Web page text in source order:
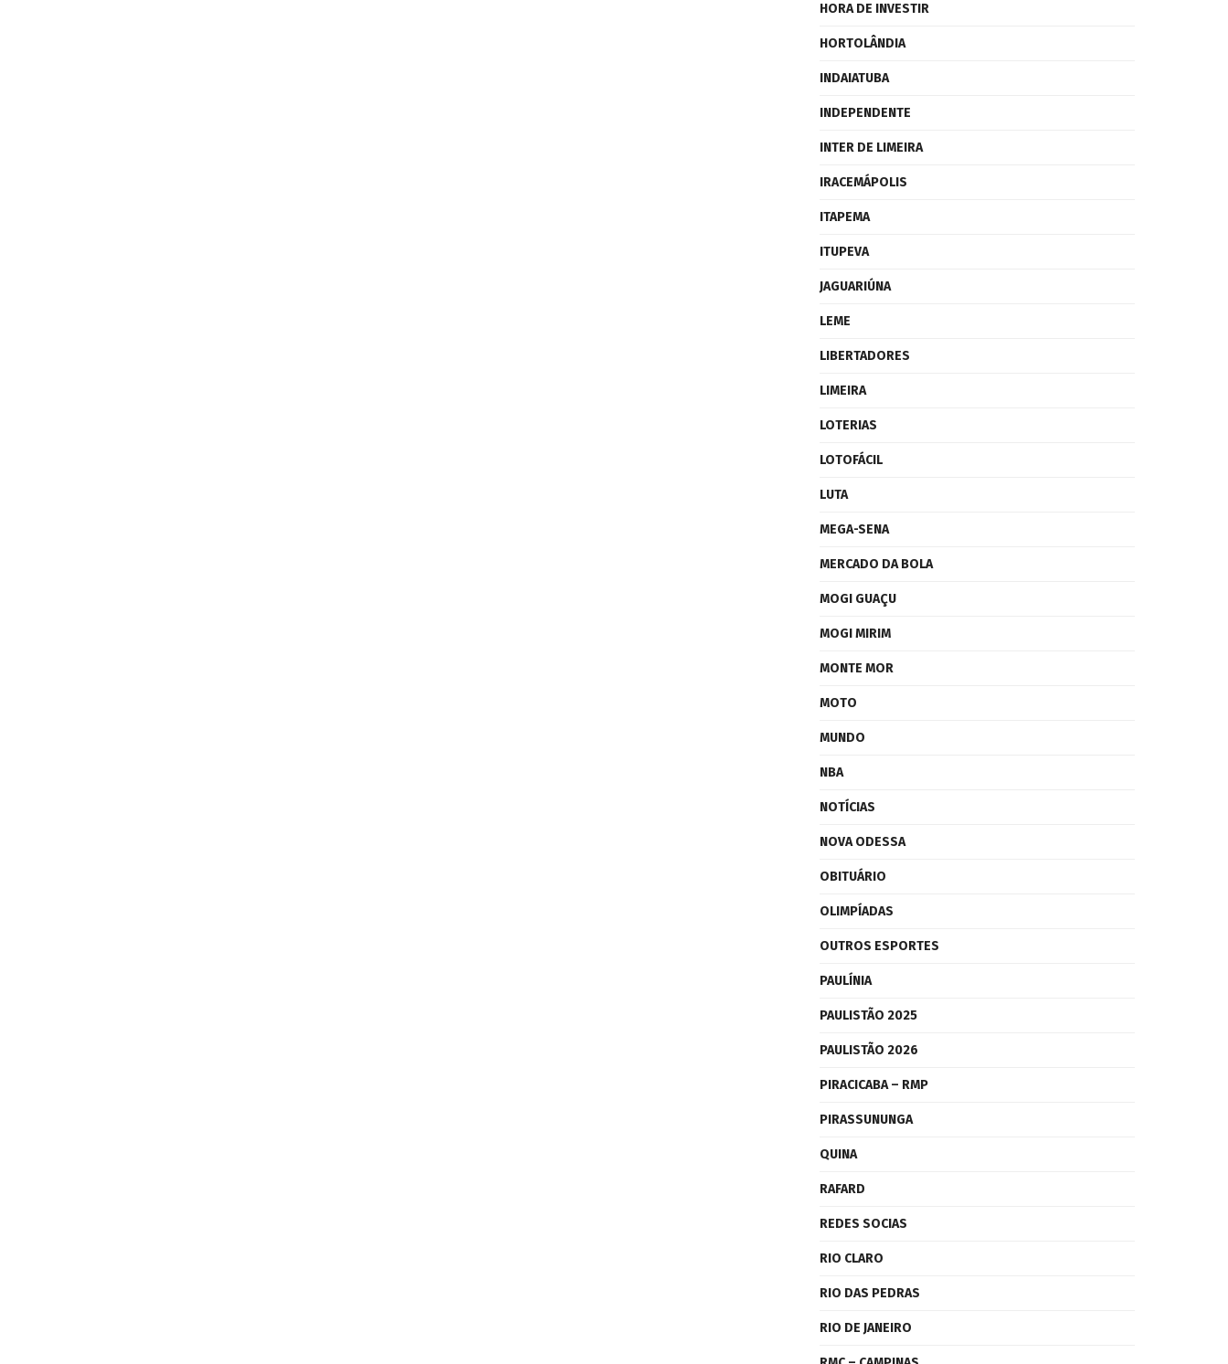
HORA DE INVESTIR
HORTOLÂNDIA
INDAIATUBA
INDEPENDENTE
INTER DE LIMEIRA
IRACEMÁPOLIS
ITAPEMA
ITUPEVA
JAGUARIÚNA
LEME
LIBERTADORES
LIMEIRA
LOTERIAS
LOTOFÁCIL
LUTA
MEGA-SENA
MERCADO DA BOLA
MOGI GUAÇU
MOGI MIRIM
MONTE MOR
MOTO
MUNDO
NBA
NOTÍCIAS
NOVA ODESSA
OBITUÁRIO
OLIMPÍADAS
OUTROS ESPORTES
PAULÍNIA
PAULISTÃO 2025
PAULISTÃO 2026
PIRACICABA – RMP
PIRASSUNUNGA
QUINA
RAFARD
REDES SOCIAS
RIO CLARO
RIO DAS PEDRAS
RIO DE JANEIRO